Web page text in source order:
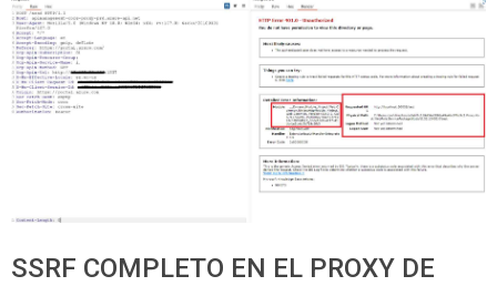
SSRF COMPLETO EN EL PROXY DE